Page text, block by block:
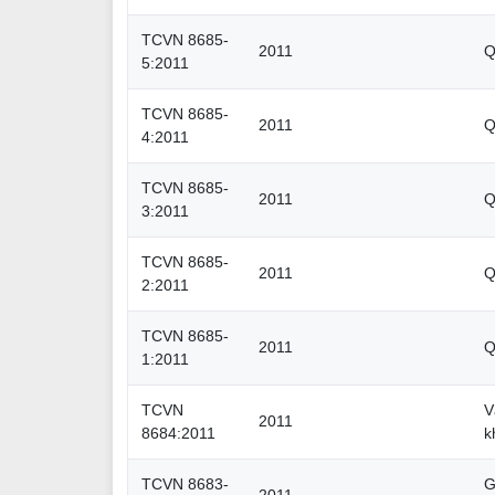
TCVN 8685-
5:2011
2011
TCVN 8685-
4:2011
2011
TCVN 8685-
3:2011
2011
TCVN 8685-
2:2011
2011
TCVN 8685-
1:2011
2011
TCVN
8684:2011
2011
TCVN 8683-